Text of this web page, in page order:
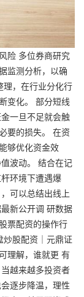
险 多位券商研究
监测分析，以确
理，在行业分化行
变化。 部分短线
一旦不足就会触
要的损失。 在资
够优化资金效
波动。 结合在记
环境下遭遇爆
可以总结出线上
新公开调 研数据
票配资的操作行
炒股配资｜元鼎证
理解，谁就更 有
越来越多投资者
逐步降温，理性